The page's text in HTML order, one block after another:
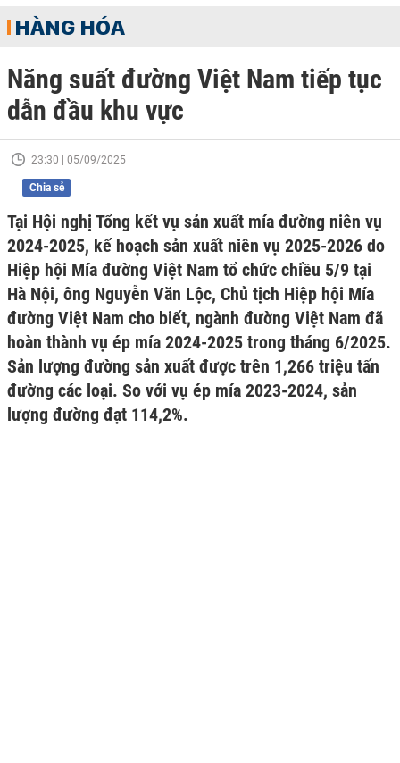
HÀNG HÓA
Năng suất đường Việt Nam tiếp tục
dẫn đầu khu vực
23:30 | 05/09/2025
Chia sẻ
Tại Hội nghị Tổng kết vụ sản xuất mía đường niên vụ
2024-2025, kế hoạch sản xuất niên vụ 2025-2026 do
Hiệp hội Mía đường Việt Nam tổ chức chiều 5/9 tại
Hà Nội, ông Nguyễn Văn Lộc, Chủ tịch Hiệp hội Mía
đường Việt Nam cho biết, ngành đường Việt Nam đã
hoàn thành vụ ép mía 2024-2025 trong tháng 6/2025.
Sản lượng đường sản xuất được trên 1,266 triệu tấn
đường các loại. So với vụ ép mía 2023-2024, sản
lượng đường đạt 114,2%.